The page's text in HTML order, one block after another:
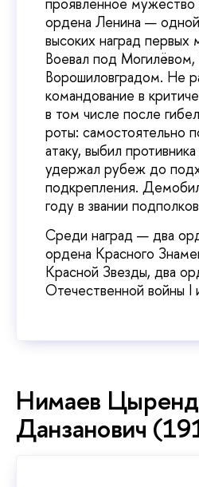
ордена Ленина —
высоких наград первых
Воевал под
Ворошиловградом. Не
командование в
в том числе после
роты: самостоятельно
атаку, выбил
удержал рубеж до
подкрепления.
году в звании
Среди наград — два
ордена Красного
Красной Звезды, два
Отечественной войны I
Нимаев
Данзанович